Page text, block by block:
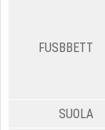
FUSBBETT
SUOLA